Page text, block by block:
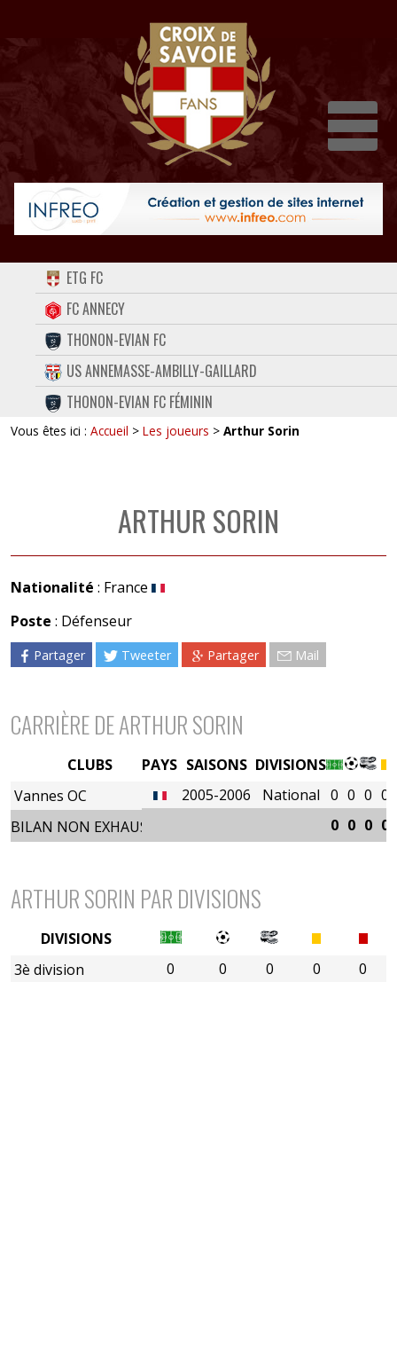
ACCUEIL
FORUM
CONTACT
FACEBOOK
TWITTER
ETG FC
FC ANNECY
THONON-EVIAN FC
US ANNEMASSE-AMBILLY-GAILLARD
THONON-EVIAN FC FÉMININ
Vous êtes ici : Accueil > Les joueurs > Arthur Sorin
ARTHUR SORIN
Nationalité : France
Poste : Défenseur
Partager Tweeter Partager Mail
CARRIÈRE DE ARTHUR SORIN
PAYS SAISONS DIVISIONS
2005-2006
National 0 0 0 0
0 0 0 0
CLUBS
Vannes OC
BILAN NON EXHAUSTIF
ARTHUR SORIN PAR DIVISIONS
0 0 0 0 0
DIVISIONS
3è division